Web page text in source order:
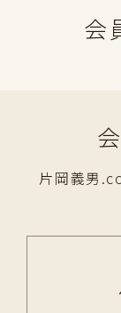
会
片岡義男